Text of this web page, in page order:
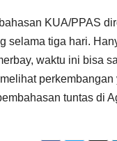
KUA/PPAS
selama tiga hari.
waktu ini bisa
perkembangan
tuntas di